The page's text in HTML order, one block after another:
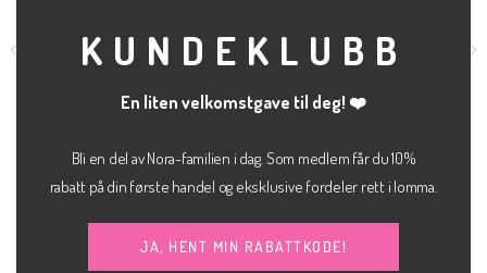
kr400.00 GENSER kr900.00
KUNDEKLUBB
En liten velkomstgave til deg! ❤️
Bli en del av Nora-familien i dag. Som medlem får du 10%
rabatt på din første handel og eksklusive fordeler rett i lomma.
JA, HENT MIN RABATTKODE!